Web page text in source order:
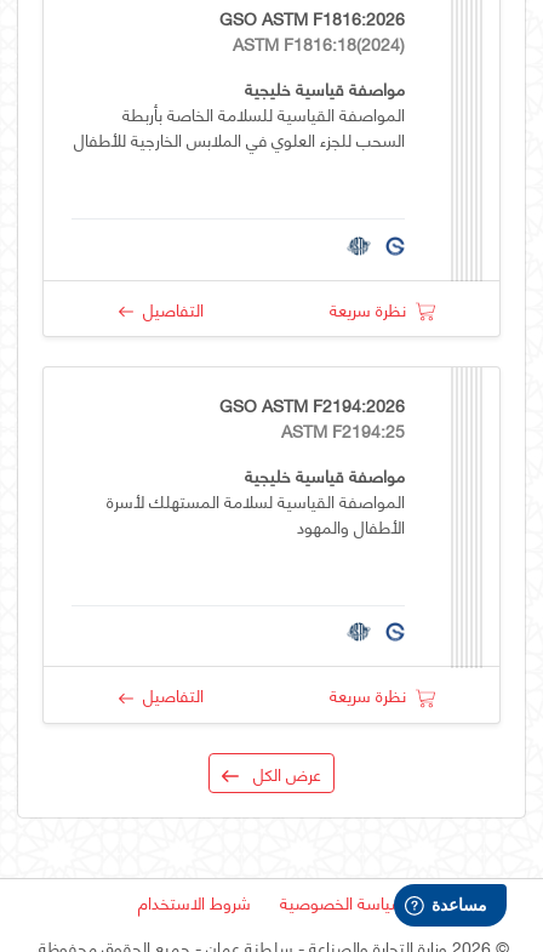
GSO ASTM F1816:2026
ASTM F1816:18(2024)
مواصفة قياسية خليجية
المواصفة القياسية للسلامة الخاصة بأربطة
السحب للجزء العلوي في الملابس الخارجية للأطفال
نظرة سريعة التفاصيل
GSO ASTM F2194:2026
ASTM F2194:25
مواصفة قياسية خليجية
المواصفة القياسية لسلامة المستهلك لأسرة
الأطفال والمهود
نظرة سريعة التفاصيل
عرض الكل
سياسة الخصوصية
شروط الاستخدام